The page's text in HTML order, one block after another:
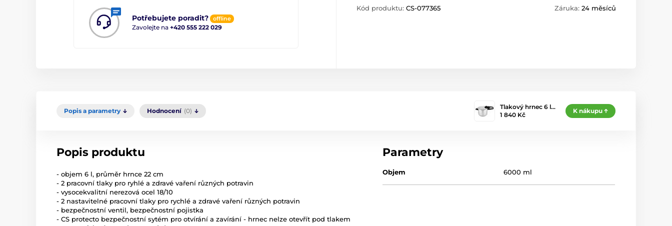
Potřebujete poradit? offline
Zavolejte na +420 555 222 029
Kód produktu: CS-077365 Záruka: 24 měsíců
Popis a parametry Hodnocení (0)
Tlakový hrnec 6 l…
1 840 Kč
K nákupu
Popis produktu
- objem 6 l, průměr hrnce 22 cm
- 2 pracovní tlaky pro ryhlé a zdravé vaření různých potravin
- vysocekvalitní nerezová ocel 18/10
- 2 nastavitelné pracovní tlaky pro rychlé a zdravé vaření různých potravin
- bezpečnostní ventil, bezpečnostní pojistka
- CS protecto bezpečnostní sytém pro otvírání a zavírání - hrnec nelze otevřít pod tlakem
Parametry
Objem 6000 ml